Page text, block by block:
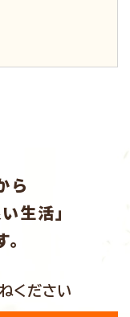
ら
生活」
ください